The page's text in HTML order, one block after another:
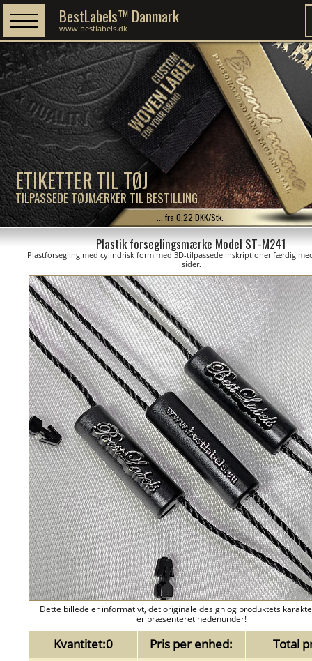
ETIKETTER TIL TØJ
TILPASSEDE TØJMÆRKER TIL BESTILLING
BestLabels™ Danmark
www.bestlabels.dk
... fra 0,22 DKK/Stk.
Plastik forseglingsmærke Model ST-M241
Plastforsegling med cylindrisk form med 3D-tilpassede inskriptioner færdig
sider.
Dette billede er informativt, det originale design og produktets
er præsenteret nedenunder!
Kvantitet:0 Pris per enhed: Total